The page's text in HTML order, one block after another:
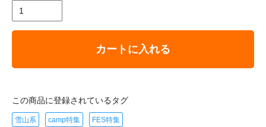
カートに入れる
この商品に登録されているタグ
雪山系 camp特集 FES特集